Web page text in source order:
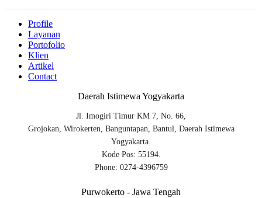
Profile
Layanan
Portofolio
Klien
Artikel
Contact
Daerah Istimewa Yogyakarta
Jl. Imogiri Timur KM 7, No. 66,
Grojokan, Wirokerten, Banguntapan, Bantul, Daerah Istimewa
Yogyakarta.
Kode Pos: 55194.
Phone: 0274-4396759
Purwokerto - Jawa Tengah